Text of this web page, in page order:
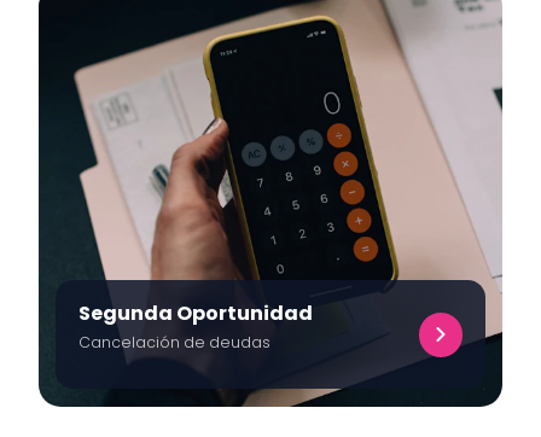
Segunda Oportunidad
Cancelación de deudas